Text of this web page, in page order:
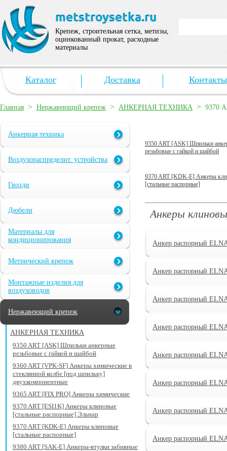
Крепеж, строительная сетка, метизы,
оцинкованный прокат, расходные
материалы
Каталог Доставка Контакты
Главная > Нержавеющий крепеж > АНКЕРНАЯ ТЕХНИКА > 9370
Анкерная техника
Воздухораспределит. устройства
Гвозди
Дюбели
Материалы для
кондиционирования
Метрический крепеж
Монтажные изделия для
воздуховодов
Нержавеющий крепеж
АНКЕРНАЯ ТЕХНИКА
9350 ART [ASK] Шпильки анкерные
резьбовые с гайкой и шайбой
9360 ART [VPK-SF] Анкеры химические в
стеклянной колбе [под шпильку]
двухкомпонентные
9365 ART [FIX PRO] Анкеры химические
9370 ART [ESI1K] Анкеры клиновые
[стальные распорные] Эльнар
9370 ART [KDK-E] Анкеры клиновые
[стальные распорные]
9380 ART [SAK-E] Анкеры-втулки забивные
9350 ART [ASK] Шпильки
резьбовые с гайкой и шайбой
9370 ART [KDK-E] Анкеры
[стальные распорные]
Анкеры
Анкер распорный
Анкер распорный
Анкер распорный
Анкер распорный
Анкер распорный
Анкер распорный
Анкер распорный
Анкер распорный